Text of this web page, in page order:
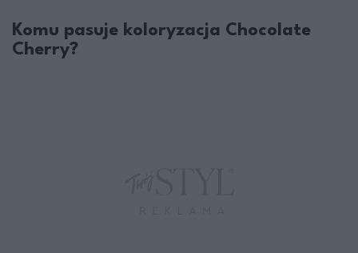
Komu pasuje koloryzacja Chocolate
Cherry?